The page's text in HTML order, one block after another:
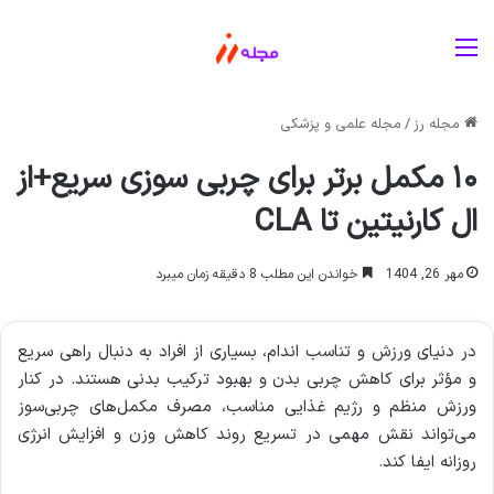
مجله رز/ مجله علمی و پزشکی
۱۰ مکمل برتر برای چربی سوزی سریع+از
ال کارنیتین تا CLA
مهر 26, 1404 خواندن این مطلب 8 دقیقه زمان میبرد
در دنیای ورزش و تناسب اندام، بسیاری از افراد به دنبال راهی سریع
و مؤثر برای کاهش چربی بدن و بهبود ترکیب بدنی هستند. در کنار
ورزش منظم و رژیم غذایی مناسب، مصرف مکمل‌های چربی‌سوز
می‌تواند نقش مهمی در تسریع روند کاهش وزن و افزایش انرژی
روزانه ایفا کند.